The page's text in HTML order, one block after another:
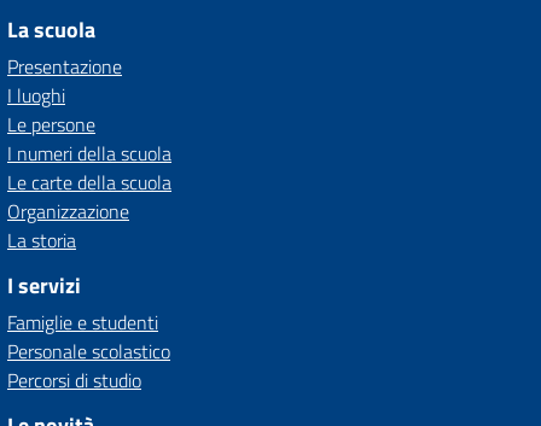
La scuola
Presentazione
I luoghi
Le persone
I numeri della scuola
Le carte della scuola
Organizzazione
La storia
I servizi
Famiglie e studenti
Personale scolastico
Percorsi di studio